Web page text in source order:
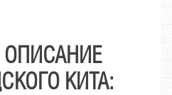
ОПИСАНИЕ
КИТА: